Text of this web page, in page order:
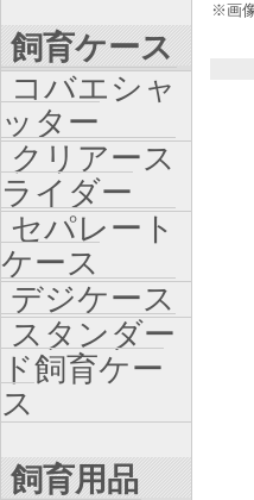
※画
飼育ケース
コバエシャ
ッター
クリアース
ライダー
セパレート
ケース
デジケース
スタンダー
ド飼育ケー
ス
飼育用品